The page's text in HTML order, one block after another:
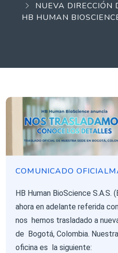
NUEVA DIRECCIÓN
HB HUMAN
COMUNICADO OFICIAL
HB Human BioScience S.A.S.
ahora en adelante referida
nos hemos trasladado a
de Bogotá, Colombia.
oficina es la siguiente: